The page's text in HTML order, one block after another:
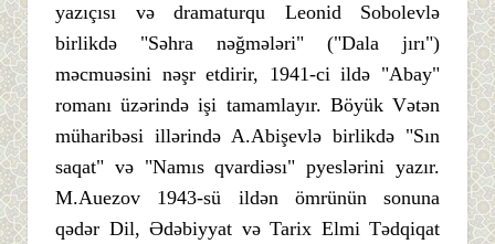
yazıçısı və dramaturqu Leonid Sobolevlə
birlikdə "Səhra nəğmələri" ("Dala jırı")
məcmuəsini nəşr etdirir, 1941-ci ildə "Abay"
romanı üzərində işi tamamlayır. Böyük Vətən
müharibəsi illərində A.Abişevlə birlikdə "Sın
saqat" və "Namıs qvardiəsı" pyeslərini yazır.
M.Auezov 1943-sü ildən ömrünün sonuna
qədər Dil, Ədəbiyyat və Tarix Elmi Tədqiqat